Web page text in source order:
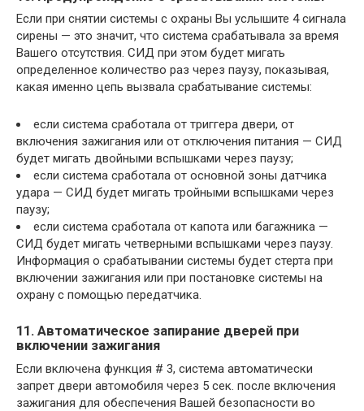
Если при снятии системы с охраны Вы услышите 4 сигнала
сирены — это значит, что система срабатывала за время
Вашего отсутствия. СИД при этом будет мигать
определенное количество раз через паузу, показывая,
какая именно цепь вызвала срабатывание системы:
если система сработала от триггера двери, от
включения зажигания или от отключения питания — СИД
будет мигать двойными вспышками через паузу;
если система сработала от основной зоны датчика
удара — СИД будет мигать тройными вспышками через
паузу;
если система сработала от капота или багажника —
СИД будет мигать четверными вспышками через паузу.
Информация о срабатывании системы будет стерта при
включении зажигания или при постановке системы на
охрану с помощью передатчика.
11. Автоматическое запирание дверей при
включении зажигания
Если включена функция # 3, система автоматически
запрет двери автомобиля через 5 сек. после включения
зажигания для обеспечения Вашей безопасности во